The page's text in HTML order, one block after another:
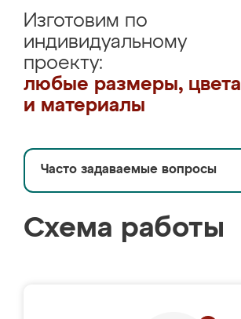
Изготовим по
индивидуальному
проекту:
любые размеры, цвета
и материалы
Часто задаваемые вопросы
Схема работы